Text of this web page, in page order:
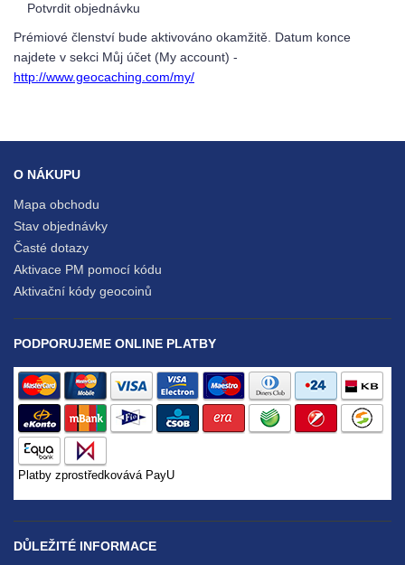
Potvrdit objednávku
Prémiové členství bude aktivováno okamžitě. Datum konce
najdete v sekci Můj účet (My account) -
http://www.geocaching.com/my/
O NÁKUPU
Mapa obchodu
Stav objednávky
Časté dotazy
Aktivace PM pomocí kódu
Aktivační kódy geocoinů
PODPORUJEME ONLINE PLATBY
Platby zprostředkovává PayU
DŮLEŽITÉ INFORMACE